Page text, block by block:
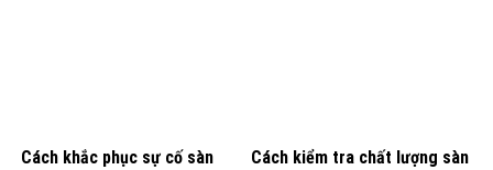
Cách khắc phục sự cố sàn
Cách kiểm tra chất lượng sàn